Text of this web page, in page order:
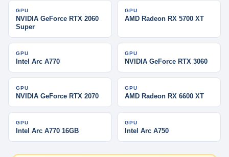
GPU
NVIDIA GeForce RTX 2060
Super
GPU
AMD Radeon RX 5700 XT
GPU
Intel Arc A770
GPU
NVIDIA GeForce RTX 3060
GPU
NVIDIA GeForce RTX 2070
GPU
AMD Radeon RX 6600 XT
GPU
Intel Arc A770 16GB
GPU
Intel Arc A750